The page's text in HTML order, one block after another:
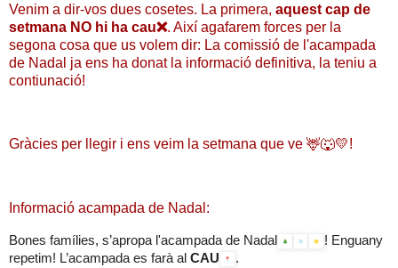
Venim a dir-vos dues cosetes. La primera, aquest cap de
setmana NO hi ha cau❌. Així agafarem forces per la
segona cosa que us volem dir: La comissió de l'acampada
de Nadal ja ens ha donat la informació definitiva, la teniu a
contiunació!
Gràcies per llegir i ens veim la setmana que ve 🦌🐺💛!
Informació acampada de Nadal:
Bones famílies, s’apropa l'acampada de Nadal
! Enguany
repetim! L’acampada es farà al CAU .